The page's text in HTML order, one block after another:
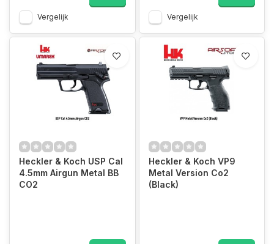
Vergelijk Vergelijk
Heckler & Koch USP Cal
4.5mm Airgun Metal BB
CO2
Heckler & Koch VP9
Metal Version Co2
(Black)